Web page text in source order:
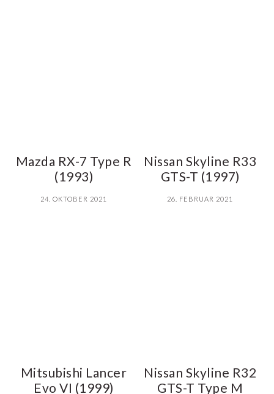
Mazda RX-7 Type R
(1993)
24. OKTOBER 2021
Nissan Skyline R33
GTS-T (1997)
26. FEBRUAR 2021
Mitsubishi Lancer
Evo VI (1999)
Nissan Skyline R32
GTS-T Type M